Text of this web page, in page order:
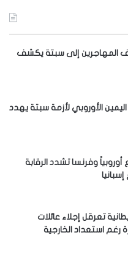
المهاجرين إلى سبتة يكشف
الأوروبي لأزمة سبتة يهدد
وفرنسا تشدد الرقابة
تعرقل إجلاء عائلات
استعداد الخارجية